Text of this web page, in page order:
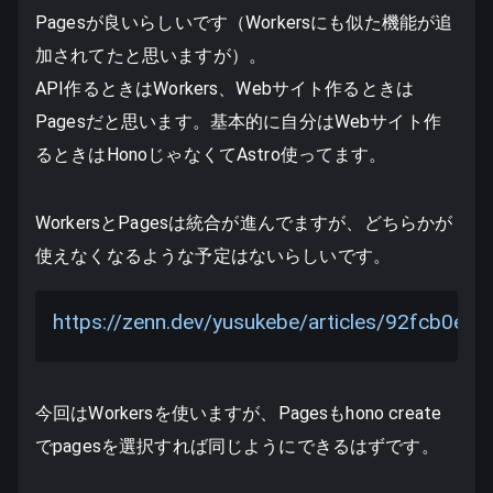
Pagesが良いらしいです（Workersにも似た機能が追
加されてたと思いますが）。
API作るときはWorkers、Webサイト作るときは
Pagesだと思います。基本的に自分はWebサイト作
るときはHonoじゃなくてAstro使ってます。
WorkersとPagesは統合が進んでますが、どちらかが
使えなくなるような予定はないらしいです。
https://zenn.dev/yusukebe/articles/
今回はWorkersを使いますが、Pagesもhono create
でpagesを選択すれば同じようにできるはずです。